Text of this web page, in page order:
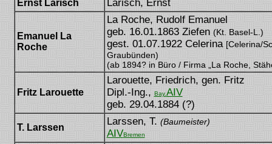
Ernst Larisch Larisch, Ernst
Emanuel La
Roche
La Roche, Rudolf Emanuel
geb. 16.01.1863 Ziefen (Kt. Basel-L.)
gest. 01.07.1922 Celerina [Celerina/
Graubünden)
(ab 1894? in Büro / Firma „La Roche,
Fritz Larouette
Larouette, Friedrich, gen. Fritz
Dipl.-Ing., Bay.AIV
geb. 29.04.1884 (?)
T. Larssen
Larssen, T.(Baumeister)
AIVBremen